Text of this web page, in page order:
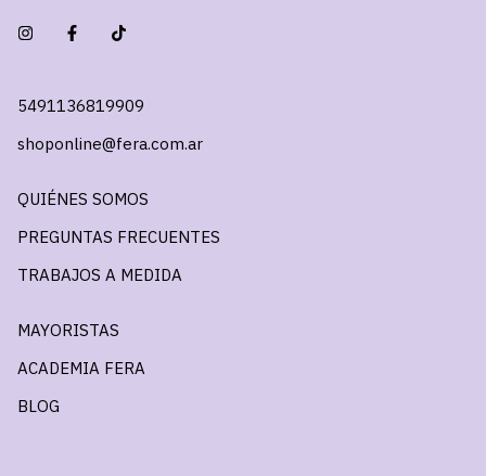
5491136819909
shoponline@fera.com.ar
QUIÉNES SOMOS
PREGUNTAS FRECUENTES
TRABAJOS A MEDIDA
MAYORISTAS
ACADEMIA FERA
BLOG